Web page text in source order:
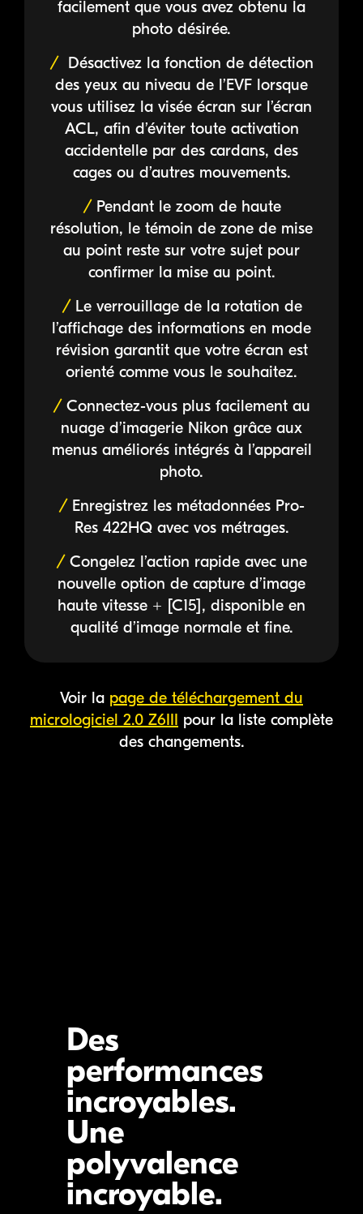
facilement que vous avez obtenu la
photo désirée.
des yeux au niveau de l’EVF lorsque
vous utilisez la visée écran sur l’écran
ACL, afin d’éviter toute activation
accidentelle par des cardans, des
cages ou d’autres mouvements.
Pendant le zoom de haute
résolution, le témoin de zone de mise
au point reste sur votre sujet pour
confirmer la mise au point.
Le verrouillage de la rotation de
l’affichage des informations en mode
révision garantit que votre écran est
orienté comme vous le souhaitez.
Connectez-vous plus facilement au
nuage d’imagerie Nikon grâce aux
menus améliorés intégrés à l’appareil
photo.
Enregistrez les métadonnées Pro-
Res 422HQ avec vos métrages.
Congelez l’action rapide avec une
nouvelle option de capture d’image
haute vitesse + [C15], disponible en
qualité d’image normale et fine.
Voir la page de téléchargement du
micrologiciel 2.0 Z6III pour la liste complète
des changements.
Des
performances
incroyables.
Une
polyvalence
incroyable.